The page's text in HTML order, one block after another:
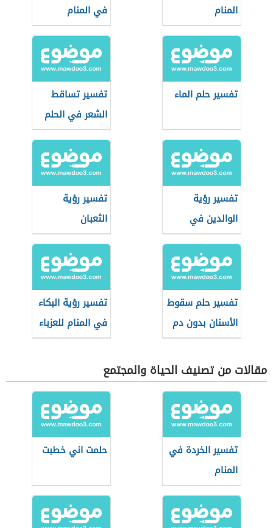
المنام
في المنام
تفسير حلم الماء
تفسير تساقط
الشعر في الحلم
تفسير رؤية
الوالدين في
المنام
تفسير رؤية
الثعبان
تفسير حلم سقوط
الأسنان بدون دم
تفسير رؤية البكاء
في المنام للعزباء
مقالات من تصنيف الحياة والمجتمع
تفسير الخردة في
المنام
حلمت اني خطبت